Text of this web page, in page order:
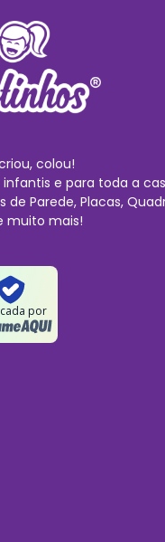
colou!
e para toda a
de Parede, Placas,
muito mais!
por